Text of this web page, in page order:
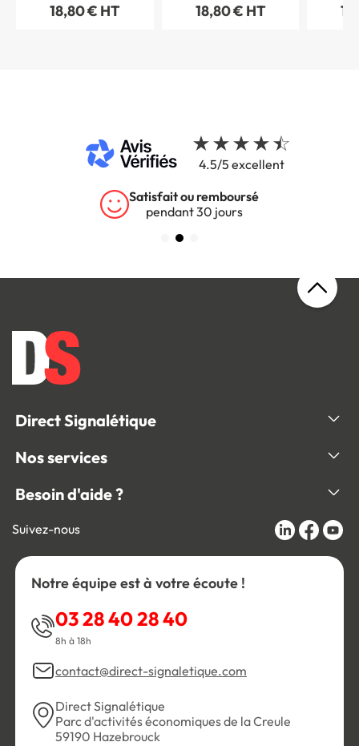
18,80 € HT 18,80 € HT
4.5/5 excellent
Satisfait ou remboursé
pendant 30 jours
Direct Signalétique
Nos services
Besoin d'aide ?
Suivez-nous
Notre équipe est à votre écoute !
03 28 40 28 40
8h à 18h
contact@direct-signaletique.com
Direct Signalétique
Parc d'activités économiques de la Creule
59190 Hazebrouck